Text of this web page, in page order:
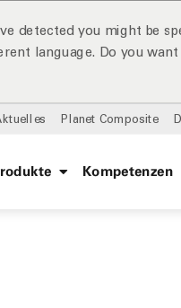
detected you might be
language. Do you
Planet Composite
Kompetenzen